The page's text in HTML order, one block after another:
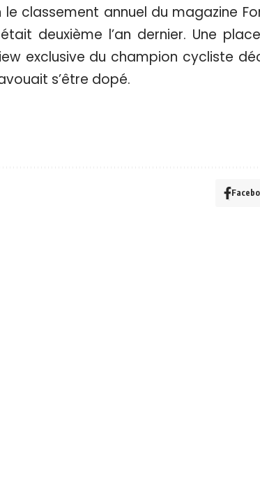
le classement annuel du magazine
deuxième l’an dernier. Une
exclusive du champion cycliste
s’être dopé.